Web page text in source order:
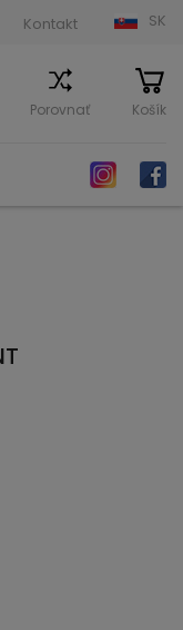
Kontakt SK
Porovnať Košík